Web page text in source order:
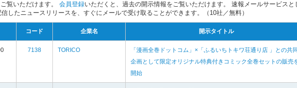
覧いただけます。 会員登録いただくと、過去の開示情報をご覧いただけます。 速報メールサービスと
したニュースリリースを、すぐにメールで受け取ることができます。（10社／無料）
コード 企業名 開示タイトル
7138 TORICO
「漫画全巻ドットコム」×「ふるいちトキワ荘通り店 」との共
企画として限定オリジナル特典付きコミック全巻セットの販売
開始